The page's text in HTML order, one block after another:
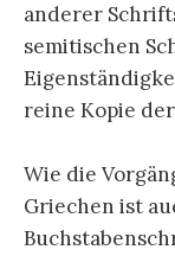
anderer
semitischen
reine Kopie
Wie die
Griechen ist